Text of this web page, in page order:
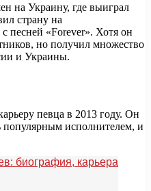
на Украину, где выиграл
страну на
песней «Forever». Хотя он
но получил множество
и Украины.
певца в 2013 году. Он
популярным исполнителем, и
биография, карьера